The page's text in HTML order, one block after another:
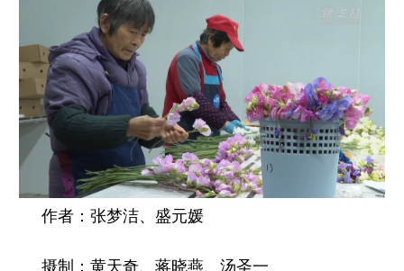
作者：张梦洁、盛元媛
摄制：黄天奇、蒋晓燕、汤圣一